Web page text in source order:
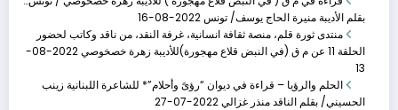
بقلم الأديبة منيرة الحاج يوسف/ تونس2022-08-16
منتدى ثورة قلم، منصة ثقافة انسانية، غرفة النقد، من ناقد وكاتب لحضور
الحلقة 11 عن م ق (في النبض قلاع مهجورة)للأديبة زهرة خصخوصي
2022-08-
13
الحلم والرؤيا – قراءة في ديوان “رؤىً وأحلام”* للشاعرة اللبنانية زينب
الحسيني/ بقلم الناقد منذر غزالي2022-07-27